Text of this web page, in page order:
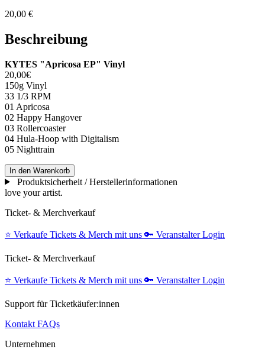
20,00 €
Beschreibung
KYTES "Apricosa EP" Vinyl
20,00€
150g Vinyl
33 1/3 RPM
01 Apricosa
02 Happy Hangover
03 Rollercoaster
04 Hula-Hoop with Digitalism
05 Nighttrain
In den Warenkorb
Produktsicherheit / Herstellerinformationen
love your artist.
Ticket- & Merchverkauf
⭐️ Verkaufe Tickets & Merch mit uns 🔑 Veranstalter Login
Ticket- & Merchverkauf
⭐️ Verkaufe Tickets & Merch mit uns 🔑 Veranstalter Login
Support für Ticketkäufer:innen
Kontakt FAQs
Unternehmen